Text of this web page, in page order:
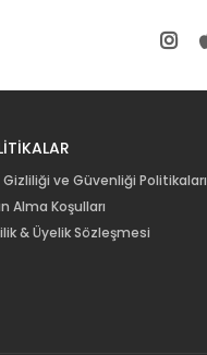
Gizliliği ve Güvenliği Politikaları
Alma Koşulları
& Üyelik Sözleşmesi